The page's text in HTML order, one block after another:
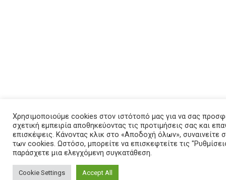
Χρησιμοποιούμε cookies στον ιστότοπό μας για να σας
σχετική εμπειρία αποθηκεύοντας τις προτιμήσεις σας και
επισκέψεις. Κάνοντας κλικ στο «Αποδοχή όλων»,
των cookies. Ωστόσο, μπορείτε να επισκεφτείτε τις
παράσχετε μια ελεγχόμενη συγκατάθεση.
Cookie Settings Accept All